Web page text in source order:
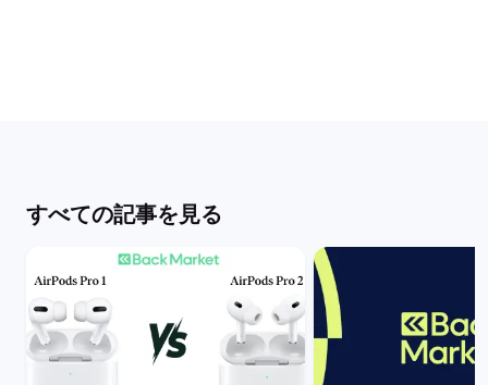
すべての記事を見る